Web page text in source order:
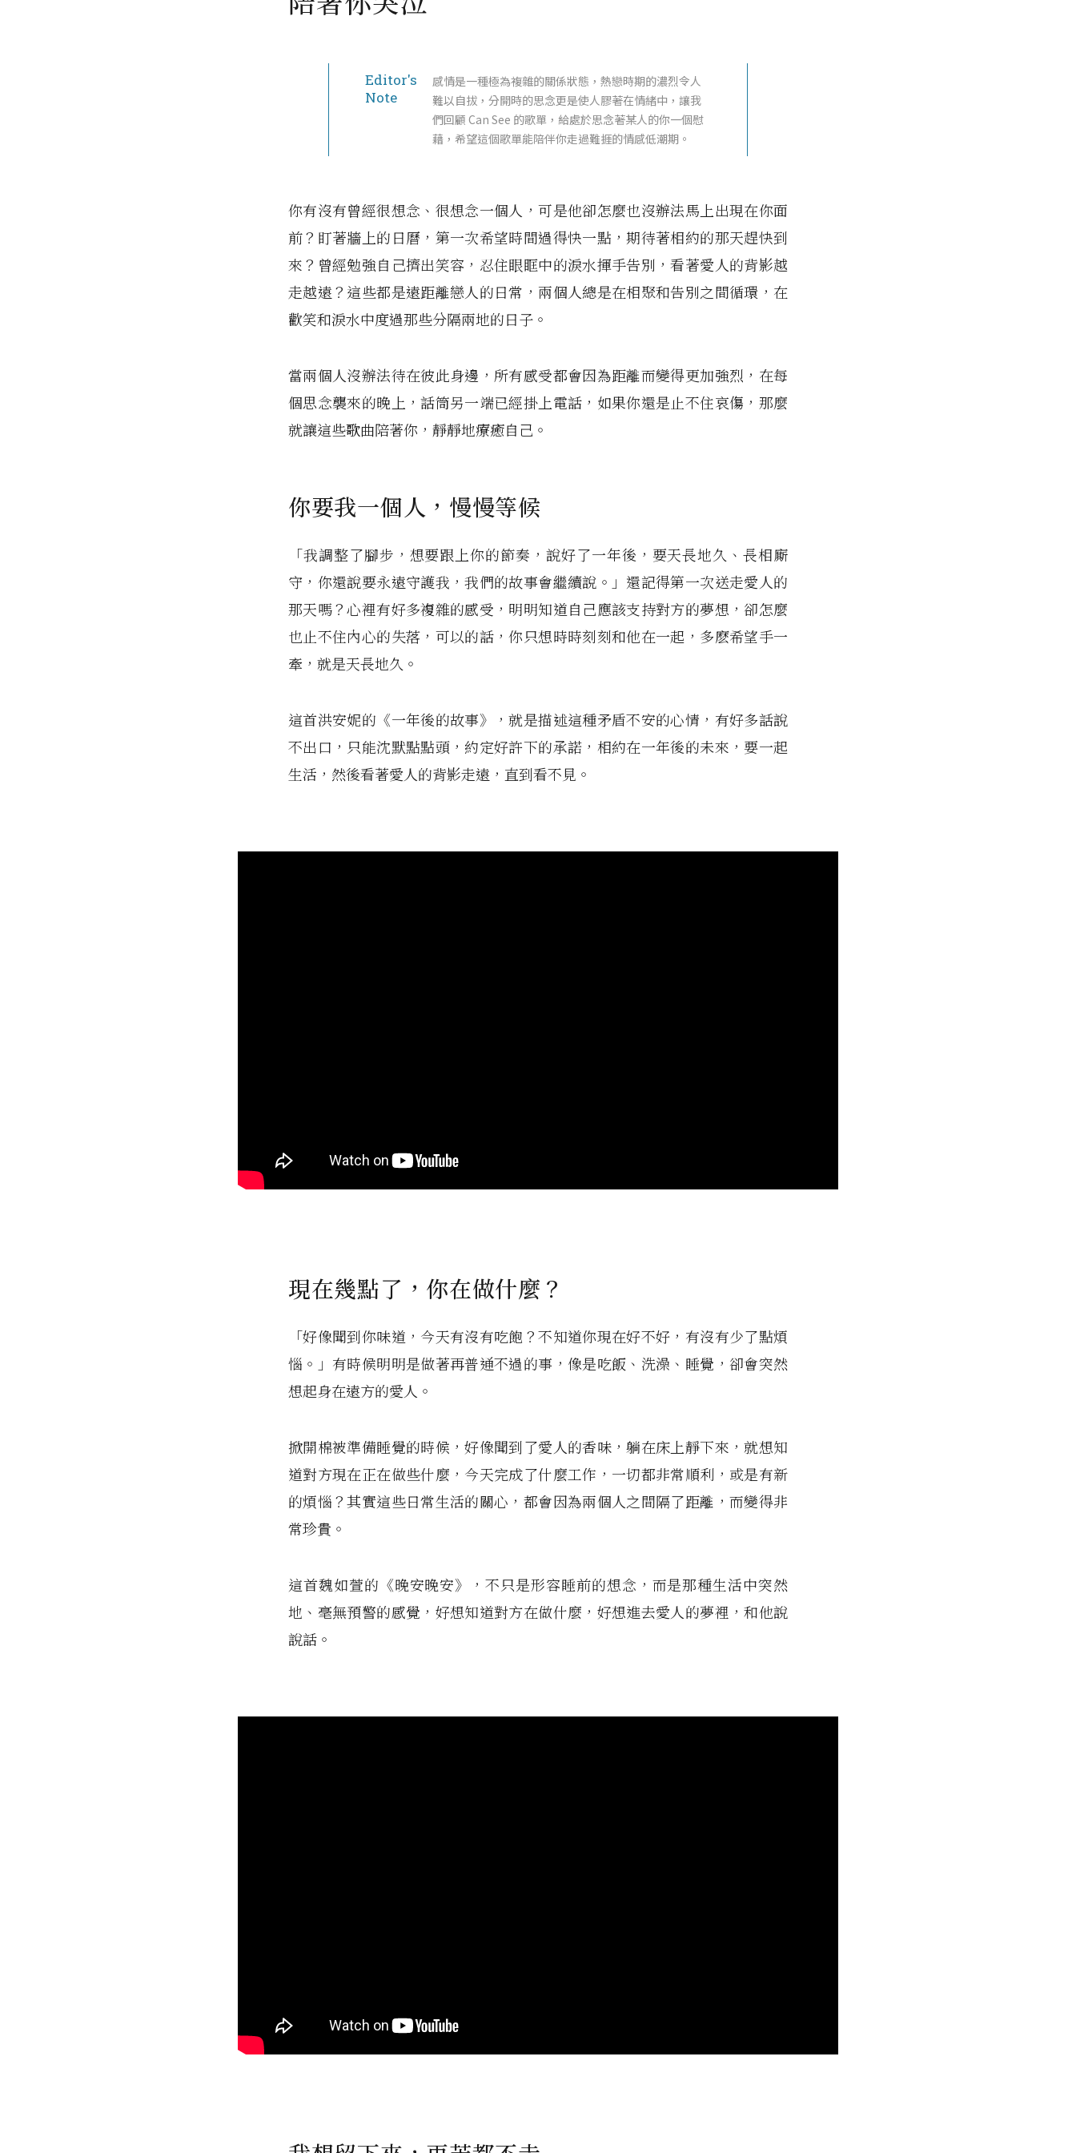
Editor's
Note
感情是一種極為複雜的關係狀態，熱戀時期的濃烈令人
難以自拔，分開時的思念更是使人膠著在情緒中，讓我
們回顧 Can See 的歌單，給處於思念著某人的你一個慰
藉，希望這個歌單能陪伴你走過難捱的情感低潮期。
你有沒有曾經很想念、很想念一個人，可是他卻怎麼也沒辦法馬上出現在你面
前？盯著牆上的日曆，第一次希望時間過得快一點，期待著相約的那天趕快到
來？曾經勉強自己擠出笑容，忍住眼眶中的淚水揮手告別，看著愛人的背影越
走越遠？這些都是遠距離戀人的日常，兩個人總是在相聚和告別之間循環，在
歡笑和淚水中度過那些分隔兩地的日子。
當兩個人沒辦法待在彼此身邊，所有感受都會因為距離而變得更加強烈，在每
個思念襲來的晚上，話筒另一端已經掛上電話，如果你還是止不住哀傷，那麼
就讓這些歌曲陪著你，靜靜地療癒自己。
你要我一個人，慢慢等候
「我調整了腳步，想要跟上你的節奏，說好了一年後，要天長地久、長相廝
守，你還說要永遠守護我，我們的故事會繼續說。」還記得第一次送走愛人的
那天嗎？心裡有好多複雜的感受，明明知道自己應該支持對方的夢想，卻怎麼
也止不住內心的失落，可以的話，你只想時時刻刻和他在一起，多麽希望手一
牽，就是天長地久。
這首洪安妮的《一年後的故事》，就是描述這種矛盾不安的心情，有好多話說
不出口，只能沈默點點頭，約定好許下的承諾，相約在一年後的未來，要一起
生活，然後看著愛人的背影走遠，直到看不見。
現在幾點了，你在做什麼？
「好像聞到你味道，今天有沒有吃飽？不知道你現在好不好，有沒有少了點煩
惱。」有時候明明是做著再普通不過的事，像是吃飯、洗澡、睡覺，卻會突然
想起身在遠方的愛人。
掀開棉被準備睡覺的時候，好像聞到了愛人的香味，躺在床上靜下來，就想知
道對方現在正在做些什麼，今天完成了什麼工作，一切都非常順利，或是有新
的煩惱？其實這些日常生活的關心，都會因為兩個人之間隔了距離，而變得非
常珍貴。
這首魏如萱的《晚安晚安》，不只是形容睡前的想念，而是那種生活中突然
地、毫無預警的感覺，好想知道對方在做什麼，好想進去愛人的夢裡，和他說
說話。